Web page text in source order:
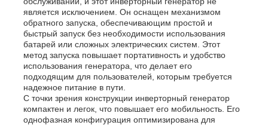
контактные данные
Новости
Все случаи
Отправить запрос
является исключением. Он оснащен механизмом
обратного запуска, обеспечивающим простой и
быстрый запуск без необходимости использования
батарей или сложных электрических систем. Этот
метод запуска повышает портативность и удобство
использования генератора, что делает его
подходящим для пользователей, которым требуется
надежное питание в пути.
С точки зрения конструкции инверторный генератор
компактен и легок, что повышает его мобильность. Его
однофазная конфигурация оптимизирована для